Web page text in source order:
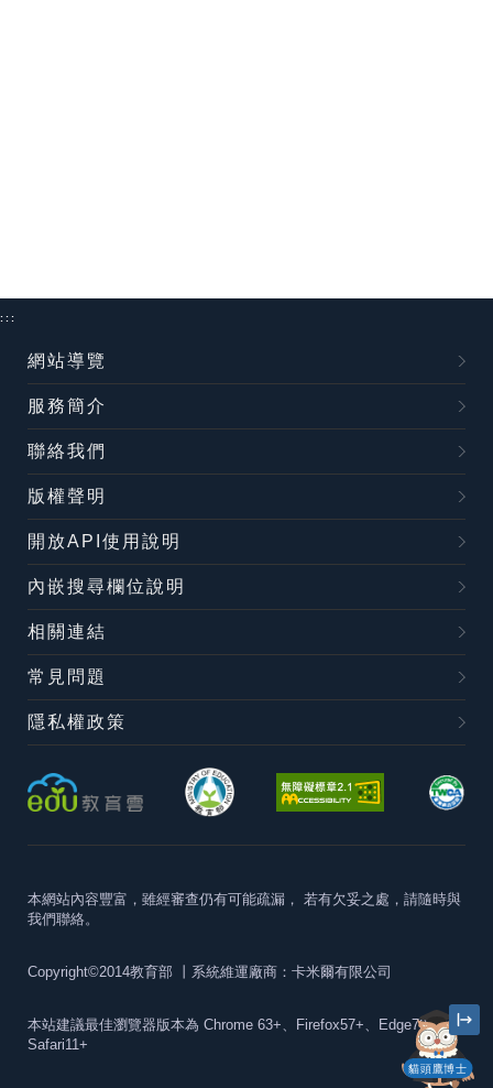
貓頭鷹博士
:::
網站導覽
服務簡介
聯絡我們
版權聲明
開放API使用說明
內嵌搜尋欄位說明
相關連結
常見問題
隱私權政策
本網站內容豐富，雖經審查仍有可能疏漏， 若有欠妥之處，請隨時與
我們聯絡。
Copyright©2014教育部 丨系統維運廠商：卡米爾有限公司
本站建議最佳瀏覽器版本為 Chrome 63+、Firefox57+、Edge79+及
Safari11+